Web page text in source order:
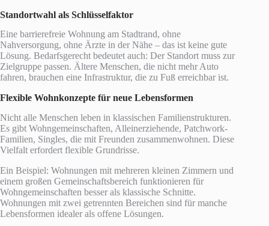
Standortwahl als Schlüsselfaktor
Eine barrierefreie Wohnung am Stadtrand, ohne
Nahversorgung, ohne Ärzte in der Nähe – das ist keine gute
Lösung. Bedarfsgerecht bedeutet auch: Der Standort muss zur
Zielgruppe passen. Ältere Menschen, die nicht mehr Auto
fahren, brauchen eine Infrastruktur, die zu Fuß erreichbar ist.
Flexible Wohnkonzepte für neue Lebensformen
Nicht alle Menschen leben in klassischen Familienstrukturen.
Es gibt Wohngemeinschaften, Alleinerziehende, Patchwork-
Familien, Singles, die mit Freunden zusammenwohnen. Diese
Vielfalt erfordert flexible Grundrisse.
Ein Beispiel: Wohnungen mit mehreren kleinen Zimmern und
einem großen Gemeinschaftsbereich funktionieren für
Wohngemeinschaften besser als klassische Schnitte.
Wohnungen mit zwei getrennten Bereichen sind für manche
Lebensformen idealer als offene Lösungen.